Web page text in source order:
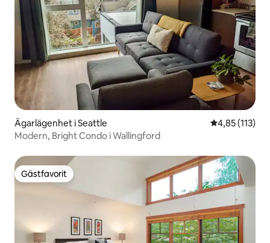
Ägarlägenhet i Seattle 4,85 av 5 i
4,85 (113)
Modern, Bright Condo i Wallingford
Gästfavorit
Gästfavorit